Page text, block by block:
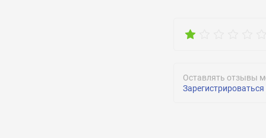
Оставлять отзывы
Зарегистрироваться